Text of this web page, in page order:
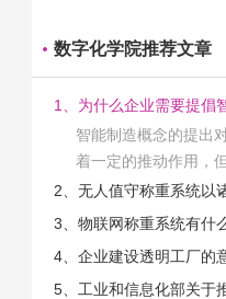
数字化学院推荐文章
1、为什么企业需要提倡
智能制造概念的提出
着一定的推动作用，
中，能够推动相关产
的。那么为什么企业
2、无人值守称重系统以
3、物联网称重系统有什
4、企业建设透明工厂的
5、工业和信息化部关于